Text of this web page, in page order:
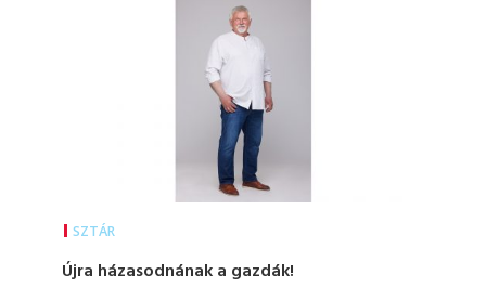
SZTÁR
Újra házasodnának a gazdák!